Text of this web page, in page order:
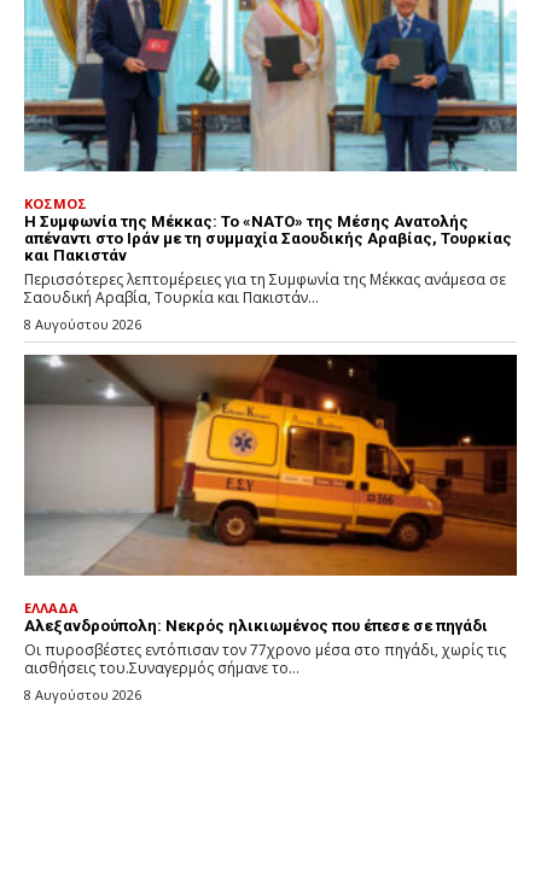
ΚΟΣΜΟΣ
Η Συμφωνία της Μέκκας: Το «ΝΑΤΟ» της Μέσης Ανατολής
απέναντι στο Ιράν με τη συμμαχία Σαουδικής Αραβίας, Τουρκίας
και Πακιστάν
Περισσότερες λεπτομέρειες για τη Συμφωνία της Μέκκας ανάμεσα σε
Σαουδική Αραβία, Τουρκία και Πακιστάν...
8 Αυγούστου 2026
ΕΛΛΑΔΑ
Αλεξανδρούπολη: Νεκρός ηλικιωμένος που έπεσε σε πηγάδι
Οι πυροσβέστες εντόπισαν τον 77χρονο μέσα στο πηγάδι, χωρίς τις
αισθήσεις του.Συναγερμός σήμανε το...
8 Αυγούστου 2026